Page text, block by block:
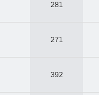
281
271
392